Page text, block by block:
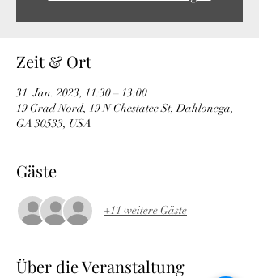
Zeit & Ort
31. Jan. 2023, 11:30 – 13:00
19 Grad Nord, 19 N Chestatee St, Dahlonega,
GA 30533, USA
Gäste
+11 weitere Gäste
Über die Veranstaltung